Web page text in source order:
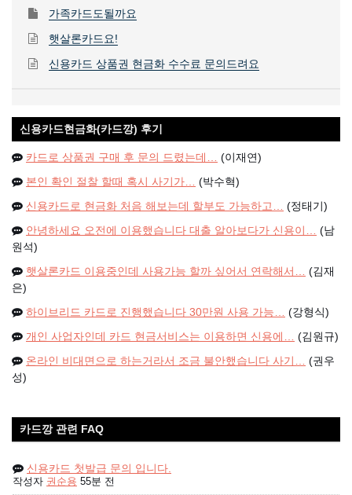
가족카드도될까요
햇살론카드요!
신용카드 상품권 현금화 수수료 문의드려요
신용카드현금화(카드깡) 후기
카드로 상품권 구매 후 문의 드렸는데… (이재연)
본인 확인 절찰 할때 혹시 사기가… (박수혁)
신용카드로 현금화 처음 해보는데 할부도 가능하고… (정태기)
안녕하세요 오전에 이용했습니다 대출 알아보다가 신용이… (남
원석)
햇살론카드 이용중인데 사용가능 할까 싶어서 연락해서… (김재
은)
하이브리드 카드로 진행했습니다 30만원 사용 가능… (강형식)
개인 사업자인데 카드 현금서비스는 이용하면 신용에… (김원규)
온라인 비대면으로 하는거라서 조금 불안했습니다 사기… (권우
성)
카드깡 관련 FAQ
신용카드 첫발급 문의 입니다.
작성자 권순용 55분 전